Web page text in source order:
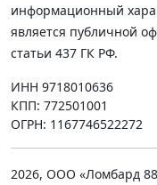
информационный
является публичной
статьи 437 ГК РФ.
ИНН 9718010636
КПП: 772501001
ОГРН: 1167746522272
2026, ООО «Ломбард